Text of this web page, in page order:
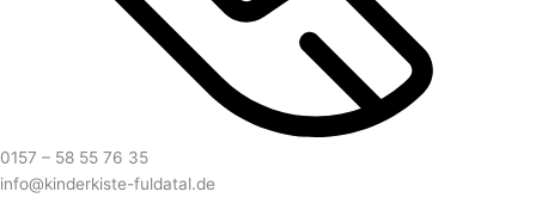
0157 – 58 55 76 35
info@kinderkiste-fuldatal.de